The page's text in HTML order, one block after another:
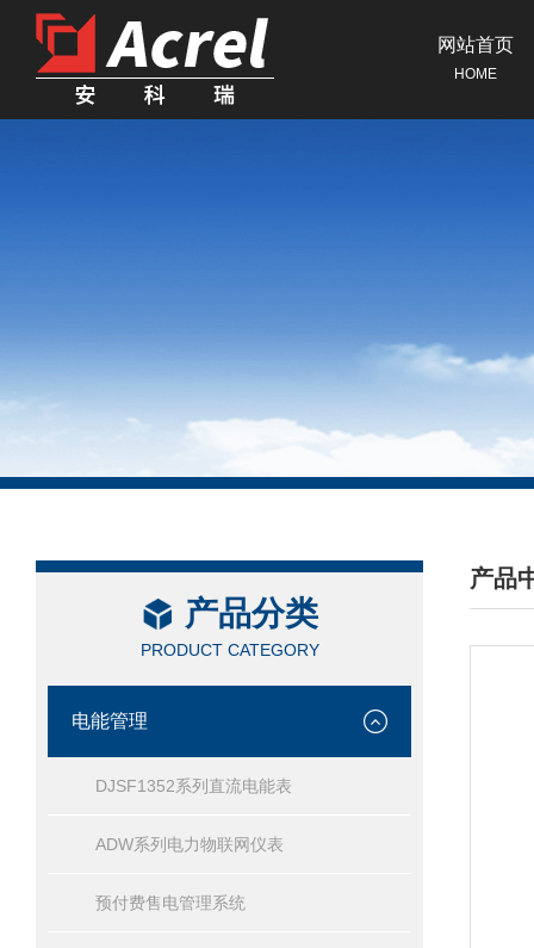
网站首页
HOME
产品分类
PRODUCT CATEGORY
电能管理
DJSF1352系列直流电能表
ADW系列电力物联网仪表
预付费售电管理系统
产品
/